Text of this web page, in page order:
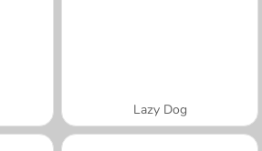
Lazy Dog